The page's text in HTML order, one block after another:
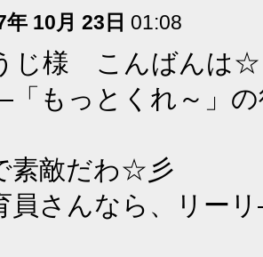
は。今日もありが
は今日、行こうと
、私用に手こずり
ンのカードゲット
い見れると、うひ
ですが見事撃沈